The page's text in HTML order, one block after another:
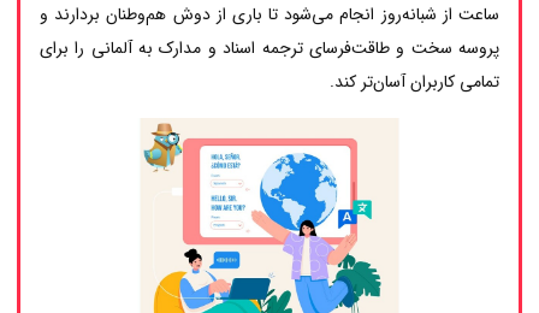
ساعت از شبانه‌روز انجام می‌شود تا باری از دوش هم‌وطنان بردارند و
پروسه سخت و طاقت‌فرسای ترجمه اسناد و مدارک به آلمانی را برای
تمامی کاربران آسان‌تر کند.